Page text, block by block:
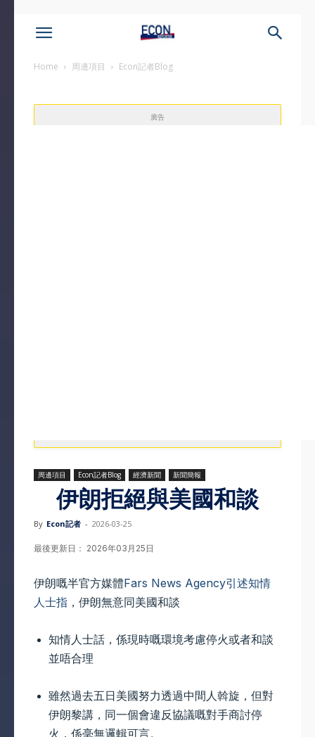
Home 周邊項目 Econ記者Blog
廣告
周邊項目 Econ記者Blog 經濟新聞 新聞簡報
伊朗拒絕與美國和談
By Econ記者 - 2026-03-25
最後更新日： 2026年03月25日
伊朗嘅半官方媒體Fars News Agency引述知情
人士指 ，伊朗無意同美國和談
知情人士話，係現時嘅環境考慮停火或者和談
並唔合理
雖然過去五日美國努力透過中間人斡旋，但對
伊朗黎講，同一個會違反協議嘅對手商討停
火，係毫無邏輯可言。